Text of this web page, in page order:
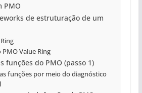
PMO
de estruturação de um
PMO Value Ring
funções do PMO (passo 1)
funções por meio do diagnóstico